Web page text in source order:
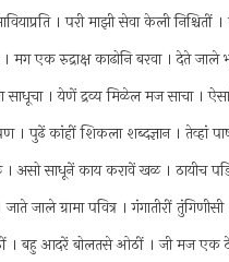
। परी माझी सेवा केली निश्चितीं
। मग एक रुद्राक्ष काढोनि बरवा । देते जाले
साधूचा । येणें द्रव्य मिळेल मज साचा ।
पुढें कांहीं शिकला शब्दज्ञान । तेव्हां
असो साधूनें काय करावें खळ । ठायीच
जाले ग्रामा पवित्र । गंगातीरीं
। बहु आदरें बोलतसे ओठीं । जी मज एक